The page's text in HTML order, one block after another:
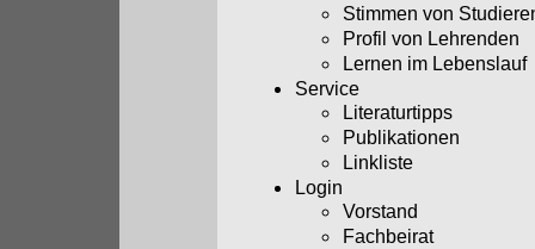
Stimmen von
Profil von Lehrenden
Lernen im Lebenslauf
Service
Literaturtipps
Publikationen
Linkliste
Login
Vorstand
Fachbeirat